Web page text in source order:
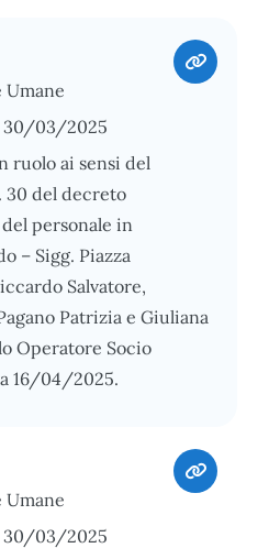
Umane
30/03/2025
ruolo ai sensi del
30 del decreto
personale in
– Sigg. Piazza
Salvatore,
Patrizia e Giuliana
Operatore Socio
16/04/2025.
Umane
30/03/2025